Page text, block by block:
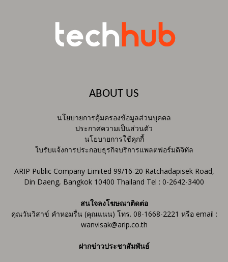
ABOUT US
นโยบายการคุ้มครองข้อมูลส่วนบุคคล
ประกาศความเป็นส่วนตัว
นโยบายการใช้คุกกี้
ใบรับแจ้งการประกอบธุรกิจบริการแพลตฟอร์มดิจิทัล
ARIP Public Company Limited 99/16-20 Ratchadapisek Road,
Din Daeng, Bangkok 10400 Thailand Tel : 0-2642-3400
สนใจลงโฆษณาติดต่อ
คุณวันวิสาข์ คำหอมรื่น (คุณแนน) โทร. 08-1668-2221 หรือ email :
wanvisak@arip.co.th
ฝากข่าวประชาสัมพันธ์